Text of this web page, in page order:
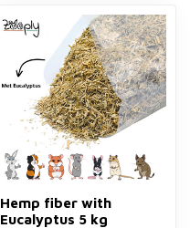
Hemp fiber with
Eucalyptus 5 kg